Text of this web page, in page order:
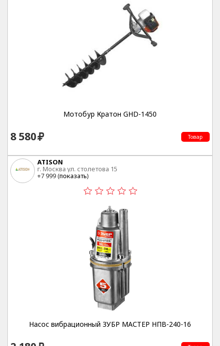
Мотобур Кратон GHD-1450
8 580 Товар
ATISON
г. Москва ул. столетова 15
+7 999 (показать)
Насос вибрационный ЗУБР МАСТЕР НПВ-240-16